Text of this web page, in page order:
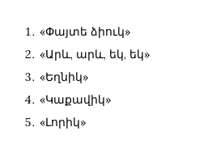
«Փայտե ձիուկ»
«Արև, արև, եկ, եկ»
«Եղնիկ»
«Կաքավիկ»
«Լորիկ»